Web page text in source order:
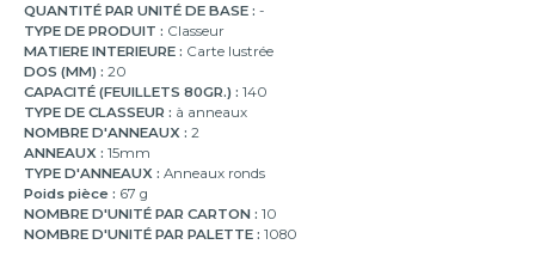
QUANTITÉ PAR UNITÉ DE BASE : -
TYPE DE PRODUIT : Classeur
MATIERE INTERIEURE : Carte lustrée
DOS (MM) : 20
CAPACITÉ (FEUILLETS 80GR.) : 140
TYPE DE CLASSEUR : à anneaux
NOMBRE D'ANNEAUX : 2
ANNEAUX : 15mm
TYPE D'ANNEAUX : Anneaux ronds
Poids pièce : 67 g
NOMBRE D'UNITÉ PAR CARTON : 10
NOMBRE D'UNITÉ PAR PALETTE : 1080